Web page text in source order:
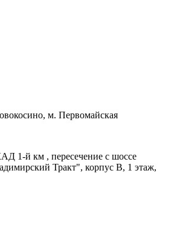
м. Первомайская
1-й км , пересечение с шоссе
Тракт", корпус В, 1 этаж,